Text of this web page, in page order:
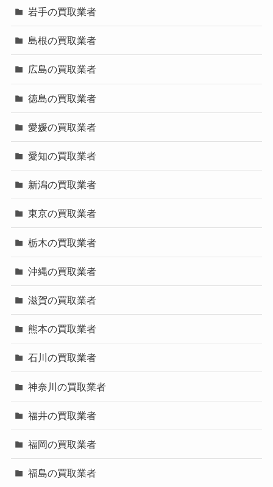
岩手の買取業者
島根の買取業者
広島の買取業者
徳島の買取業者
愛媛の買取業者
愛知の買取業者
新潟の買取業者
東京の買取業者
栃木の買取業者
沖縄の買取業者
滋賀の買取業者
熊本の買取業者
石川の買取業者
神奈川の買取業者
福井の買取業者
福岡の買取業者
福島の買取業者